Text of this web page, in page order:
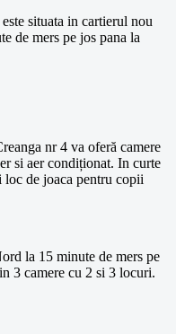
situata in cartierul nou
de mers pe jos pana la
nr 4 va oferă camere
si aer condiționat. In curte
loc de joaca pentru copii
la 15 minute de mers pe
3 camere cu 2 si 3 locuri.